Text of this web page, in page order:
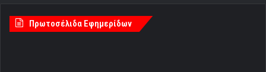
Πρωτοσέλιδα Εφημερίδων